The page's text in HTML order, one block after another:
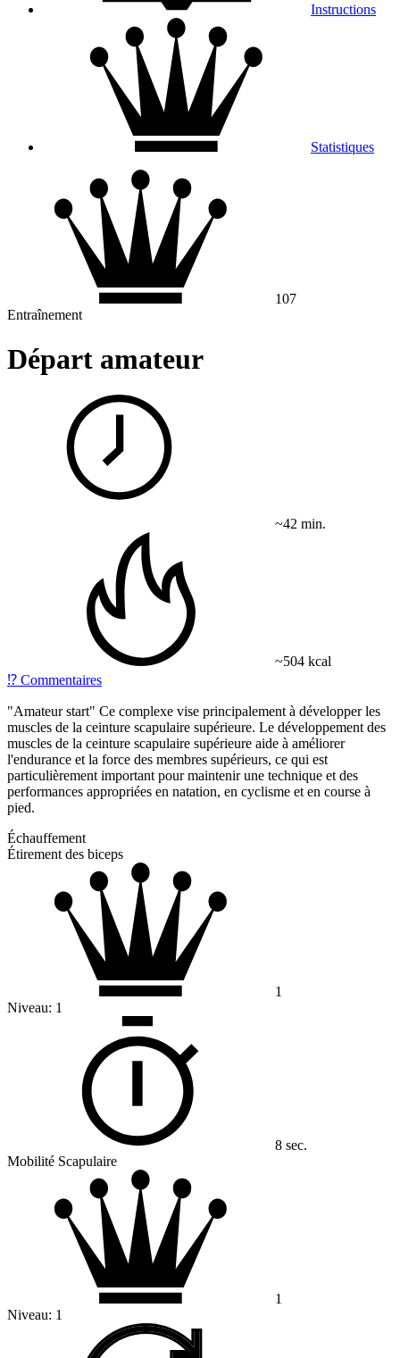
Instructions
Statistiques
107
Entraînement
Départ amateur
~42 min.
~504 kcal
⁉️ Commentaires
"Amateur start" Ce complexe vise principalement à développer les
muscles de la ceinture scapulaire supérieure. Le développement des
muscles de la ceinture scapulaire supérieure aide à améliorer
l'endurance et la force des membres supérieurs, ce qui est
particulièrement important pour maintenir une technique et des
performances appropriées en natation, en cyclisme et en course à
pied.
Échauffement
Étirement des biceps
1
Niveau: 1
8 sec.
Mobilité Scapulaire
1
Niveau: 1